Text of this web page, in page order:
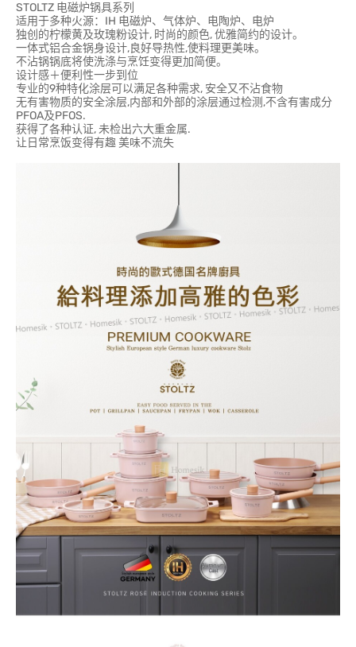
STOLTZ 电磁炉锅具系列
适用于多种火源：IH 电磁炉、气体炉、电陶炉、电炉
独创的柠檬黄及玫瑰粉设计, 时尚的颜色, 优雅简约的设计。
一体式铝合金锅身设计,良好导热性,使料理更美味。
不沾锅锅底将使洗涤与烹饪变得更加简便。
设计感＋便利性一步到位
专业的9种特化涂层可以满足各种需求, 安全又不沾食物
无有害物质的安全涂层,内部和外部的涂层通过检测,不含有害成分
PFOA及PFOS.
获得了各种认证, 未检出六大重金属.
让日常烹饭变得有趣 美味不流失